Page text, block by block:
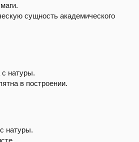
сущность академического
натуры.
в построении.
натуры.